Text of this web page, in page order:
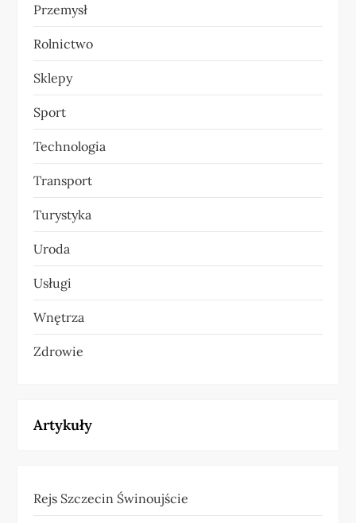
Przemysł
Rolnictwo
Sklepy
Sport
Technologia
Transport
Turystyka
Uroda
Usługi
Wnętrza
Zdrowie
Artykuły
Rejs Szczecin Świnoujście